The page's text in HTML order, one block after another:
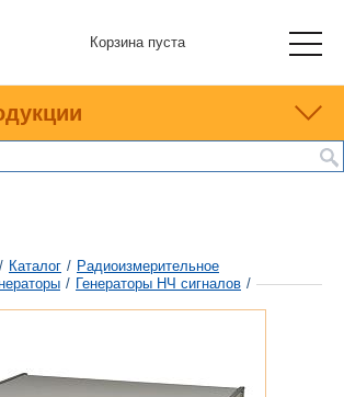
Корзина пуста
/ Каталог / Радиоизмерительное
/ Генераторы НЧ сигналов /